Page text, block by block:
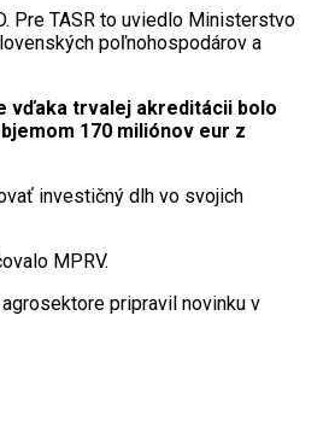
Pre TASR to uviedlo Ministerstvo
poľnohospodárov a
vďaka trvalej akreditácii bolo
170 miliónov eur z
investičný dlh vo svojich
MPRV.
pripravil novinku v